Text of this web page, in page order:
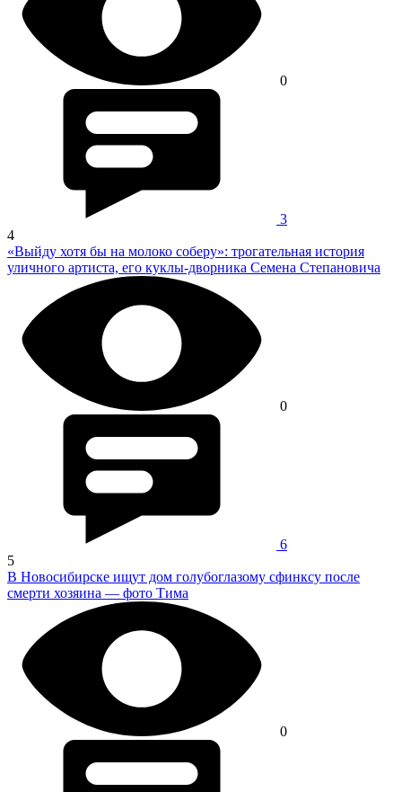
0
3
4
«Выйду хотя бы на молоко соберу»: трогательная история
уличного артиста, его куклы-дворника Семена Степановича
0
6
5
В Новосибирске ищут дом голубоглазому сфинксу после
смерти хозяина — фото Тима
0